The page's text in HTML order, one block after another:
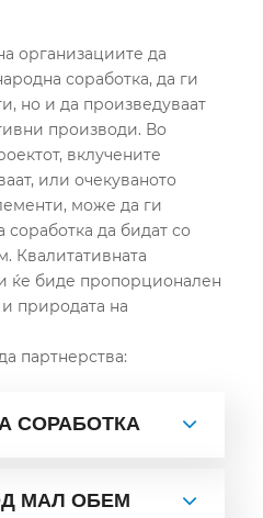
организациите да
соработка, да ги
но и да произведуваат
производи. Во
вклучените
или очекуваното
може да ги
соработка да бидат со
Квалитативната
ќе биде пропорционален
природата на
партнерства:
СОРАБОТКА
МАЛ ОБЕМ